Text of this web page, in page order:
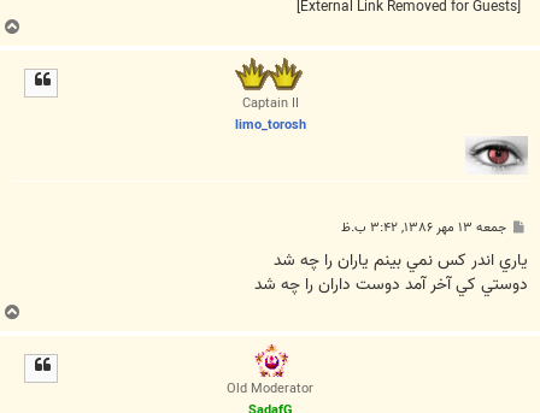
ب
ا
Captain II
limo_torosh
پ
ت
جمعه ۱۳ مهر ۱۳۸۶, ۳:۴۲ ب.ظ
ياري اندر کس نمي بينم ياران را چه شد
دوستي کي آخر آمد دوست داران را چه شد
ب
ا
Old Moderator